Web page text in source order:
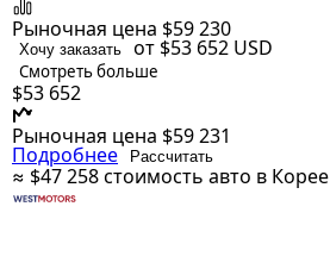
Рыночная цена $59 230
Хочу заказать от $53 652 USD
Смотреть больше
$53 652
Рыночная цена $59 231
Подробнее Рассчитать
≈ $47 258стоимость авто в Корее